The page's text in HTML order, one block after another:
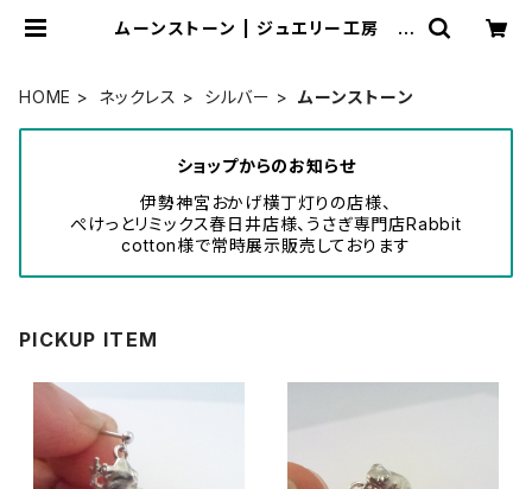
ムーンストーン | ジュエリー工房 岩
HOME ネックレス シルバー ムーンストーン
ショップからのお知らせ
伊勢神宮おかげ横丁灯りの店様、
ぺけっとリミックス春日井店様、うさぎ専門店Rabbit
cotton様で常時展示販売しております
PICKUP ITEM